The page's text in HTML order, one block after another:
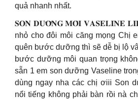
quả nhanh nhất.
𝐒𝐎𝐍 𝐃𝐔̛𝐎̛̃𝐍𝐆 𝐌𝐎̂𝐈 𝐕𝐀𝐒𝐄𝐋𝐈𝐍𝐄
nhỏ cho đôi môi căng mọng Chị
quên bước dưỡng thì sẽ dễ bị lộ
bước dưỡng môi quan trọng
sẵn 1 em son dưỡng Vaseline
dùng ngay nha các chị ơiii Son
nổi tiếng không phải bàn rồi nà